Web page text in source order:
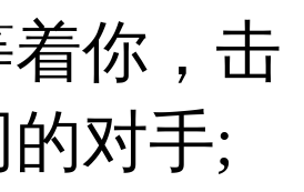
你，击
对手;